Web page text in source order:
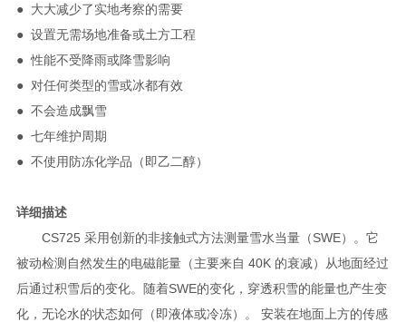
● 大大减少了实地考察的需要
● 设置无需场地准备或土方工程
● 性能不受降雨或降雪影响
● 对任何类型的雪或冰都有效
● 不会造成飘雪
● 七年维护周期
● 不使用防冻化学品（即乙二醇）
详细描述
CS725 采用创新的非接触式方法测量雪水当量（SWE）。它
被动检测自然发生的电磁能量（主要来自 40K 的衰减）从地面经过
后通过积雪后的变化。随着SWE的变化，穿透积雪的能量也产生变
化，无论水的状态如何（即液体或冷冻）。 安装在地面上方的传感